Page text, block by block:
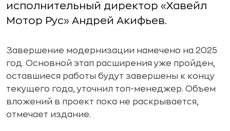
исполнительный директор «Хавейл
Мотор Рус» Андрей Акифьев.
Завершение модернизации намечено на 2025
год. Основной этап расширения уже пройден,
оставшиеся работы будут завершены к концу
текущего года, уточнил топ-менеджер. Объем
вложений в проект пока не раскрывается,
отмечает издание.